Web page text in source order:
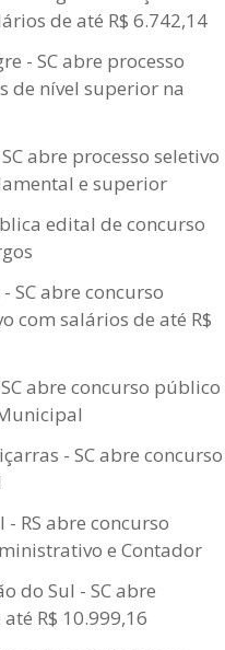
de até R$ 6.742,14
- SC abre processo
de nível superior na
abre processo seletivo
e superior
edital de concurso
SC abre concurso
com salários de até R$
abre concurso público
- SC abre concurso
RS abre concurso
e Contador
do Sul - SC abre
R$ 10.999,16